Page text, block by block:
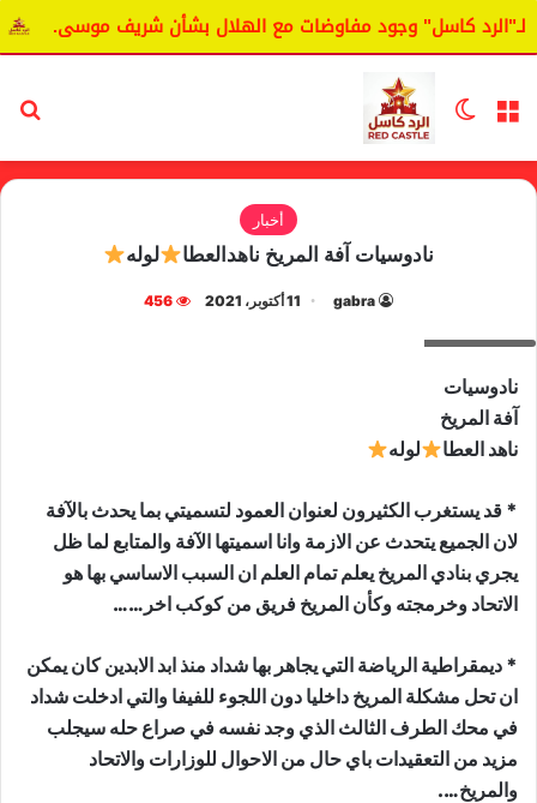
كاسل" وجود مفاوضات مع الهلال بشأن شريف موسى.
القائمة الوضع المظلم
أخبار
نادوسيات آفة المريخ ناهدالعطا لوله
gabra 11 أكتوبر، 2021 456
نادوسيات
آفة المريخ
ناهد العطا
لوله
* قد يستغرب الكثيرون لعنوان العمود لتسميتي بما يحدث بالآفة
لان الجميع يتحدث عن الازمة وانا اسميتها الآفة والمتابع لما ظل
يجري بنادي المريخ يعلم تمام العلم ان السبب الاساسي بها هو
الاتحاد وخرمجته وكأن المريخ فريق من كوكب اخر……
* ديمقراطية الرياضة التي يجاهر بها شداد منذ ابد الابدين كان يمكن
ان تحل مشكلة المريخ داخليا دون اللجوء للفيفا والتي ادخلت شداد
في محك الطرف الثالث الذي وجد نفسه في صراع حله سيجلب
مزيد من التعقيدات باي حال من الاحوال للوزارات والاتحاد
والمريخ….